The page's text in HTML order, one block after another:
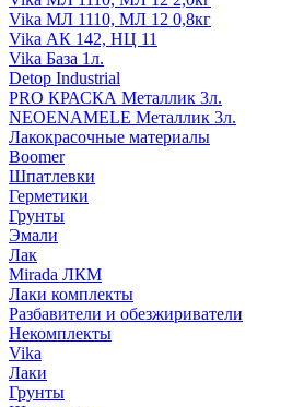
Vika МЛ 1110, МЛ 12 0,8кг
Vika АК 142, НЦ 11
Vika База 1л.
Detop Industrial
PRO КРАСКА Металлик 3л.
NEOENAMELE Металлик 3л.
Лакокрасочные материалы
Boomer
Шпатлевки
Герметики
Грунты
Эмали
Лак
Mirada ЛКМ
Лаки комплекты
Разбавители и обезжириватели
Некомплекты
Vika
Лаки
Грунты